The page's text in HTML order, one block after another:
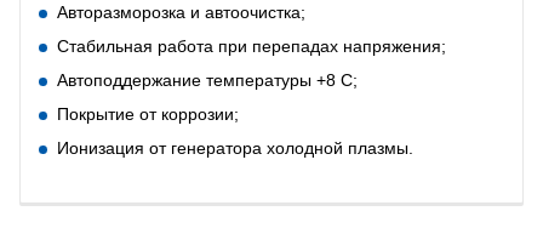
Авторазморозка и автоочистка;
Стабильная работа при перепадах напряжения;
Автоподдержание температуры +8 С;
Покрытие от коррозии;
Ионизация от генератора холодной плазмы.